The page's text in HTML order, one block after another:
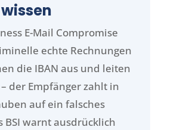
E-Mail Compromise
echte Rechnungen
die IBAN aus und leiten
der Empfänger zahlt in
auf ein falsches
BSI warnt ausdrücklich